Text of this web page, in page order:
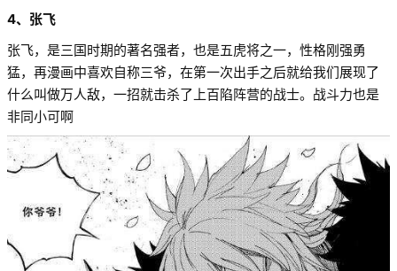
4、张飞
张飞，是三国时期的著名强者，也是五虎将之一，性格刚强勇
猛，再漫画中喜欢自称三爷，在第一次出手之后就给我们展现了
什么叫做万人敌，一招就击杀了上百陷阵营的战士。战斗力也是
非同小可啊